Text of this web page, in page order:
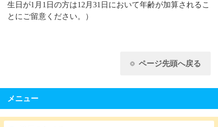
生日が1月1日の方は12月31日において年齢が加算されるこ
とにご留意ください。）
ページ先頭へ戻る
メニュー